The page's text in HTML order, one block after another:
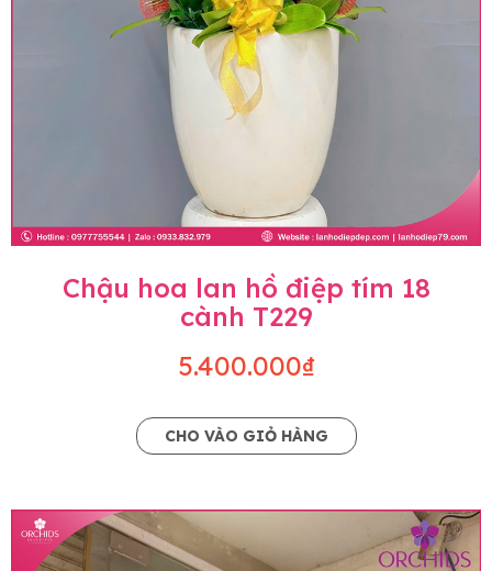
Chậu hoa lan hồ điệp tím 18
cành T229
5.400.000₫
CHO VÀO GIỎ HÀNG